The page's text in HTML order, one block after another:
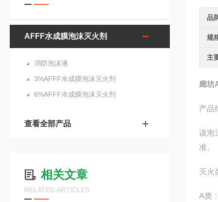
AFFF水成膜泡沫灭火剂
消防泡沫液
3%AFFF水成膜泡沫灭火剂
6%AFFF水成膜泡沫灭火剂
查看全部产品
相关文章
RELATED ARTICLES
品
规
主
廊坊
产品
该泡
准。
灭火
A类